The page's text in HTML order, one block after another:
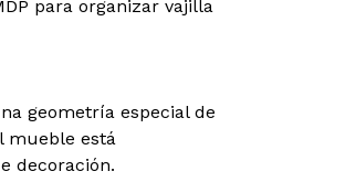
para organizar vajilla
geometría especial de
mueble está
decoración.